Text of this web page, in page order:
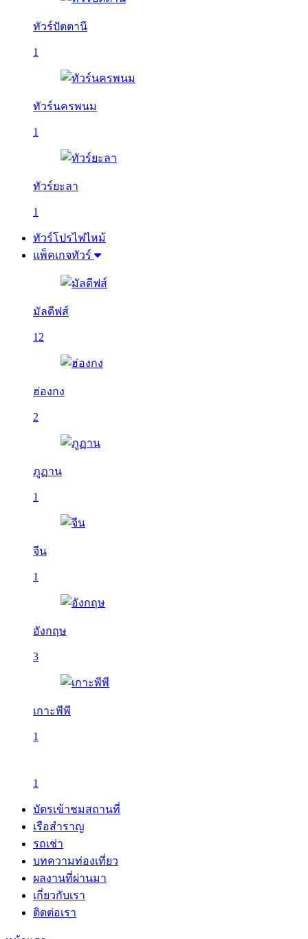
ทัวร์ปัตตานี
1
ทัวร์นครพนม
1
ทัวร์ยะลา
1
ทัวร์โปรไฟไหม้
แพ็คเกจทัวร์
มัลดีฟส์
12
ฮ่องกง
2
ภูฏาน
1
จีน
1
อังกฤษ
3
เกาะพีพี
1
1
บัตรเข้าชมสถานที่
เรือสำราญ
รถเช่า
บทความท่องเที่ยว
ผลงานที่ผ่านมา
เกี่ยวกับเรา
ติดต่อเรา